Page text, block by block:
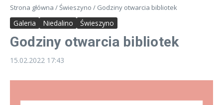
Strona główna /Świeszyno / Godziny otwarcia bibliotek
Galeria Niedalino Świeszyno
Godziny otwarcia bibliotek
15.02.2022 17:43